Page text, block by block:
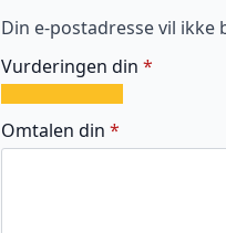
Din e-postadresse vil ikke
Vurderingen din *
av
5
av
5
av
5
av
5
av
5
Omtalen din *